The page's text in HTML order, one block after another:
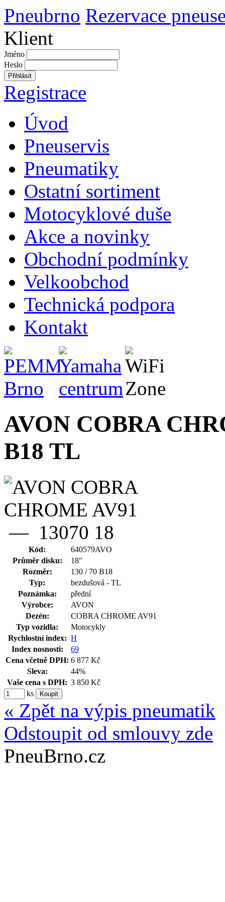
Pneubrno Rezervace
Klient
Jméno
Heslo
Přihlásit
Registrace
Úvod
Pneuservis
Pneumatiky
Ostatní sortiment
Motocyklové duše
Akce a novinky
Obchodní podmínky
Velkoobchod
Technická podpora
Kontakt
AVON COBRA
B18 TL
Kód:
640579AVO
Průměr disku:
18"
Rozměr:
130 / 70 B18
Typ:
bezdušová - TL
Poznámka:
přední
Výrobce:
AVON
Dezén:
COBRA CHROME AV91
Typ vozidla:
Motocykly
Rychlostní index: H
Index nosnosti:
69
Cena včetně DPH: 6 877 Kč
Sleva:
44%
Vaše cena s DPH: 3 850 Kč
ks
« Zpět na výpis pneumatik
Odstoupit od smlouvy zde
PneuBrno.cz